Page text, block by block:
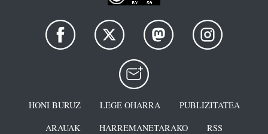
HONI BURUZ LEGE OHARRA
PUBLIZITATEA
ARAUAK
HARREMANETARAKO RSS